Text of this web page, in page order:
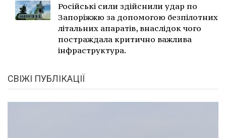
Російські сили здійснили удар по
Запоріжжю за допомогою безпілотних
літальних апаратів, внаслідок чого
постраждала критично важлива
інфраструктура.
СВІЖІ ПУБЛІКАЦІЇ